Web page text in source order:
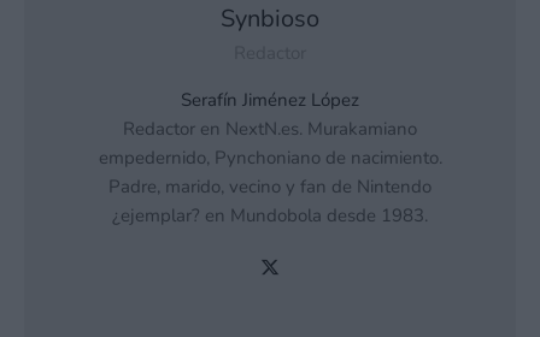
Synbioso
Serafín Jiménez López
Redactor en NextN.es. Murakamiano
empedernido, Pynchoniano de nacimiento.
Padre, marido, vecino y fan de Nintendo
¿ejemplar? en Mundobola desde 1983.